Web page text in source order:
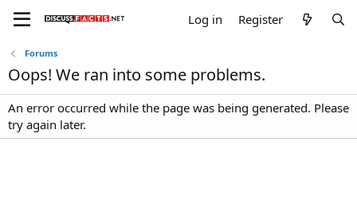
Log in Register
Forums
Oops! We ran into some problems.
An error occurred while the page was being generated. Please
try again later.